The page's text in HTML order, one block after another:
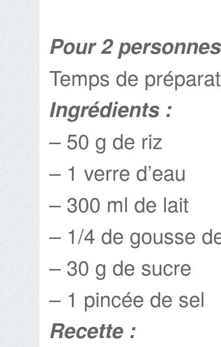
Pour 2 personnes
Temps de
Ingrédients :
– 50 g de riz
– 1 verre d’eau
– 300 ml de lait
– 1/4 de gousse
– 30 g de sucre
– 1 pincée de sel
Recette :